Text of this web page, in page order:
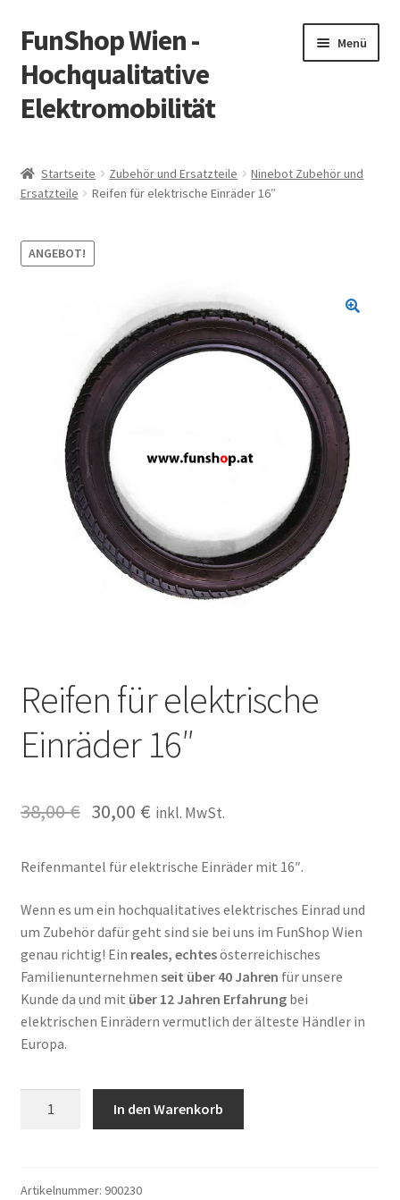
Zur
Navigation
springen
Zum
Inhalt
springen
FunShop Wien -
Hochqualitative
Elektromobilität
Menü
öffnen
Informationen zur Rechtslage in Österreich
Vorsicht Internetbetrug
öffnen
Zum Onlineshop in der Web Version
Startseite Zubehör und Ersatzteile
Ninebot Zubehör und
Ersatzteile
Reifen für elektrische Einräder 16″
ANGEBOT!
Reifen für elektrische
Einräder 16″
38,00€ 30,00 € inkl. MwSt.
Reifenmantel für elektrische Einräder mit 16″.
Wenn es um ein hochqualitatives elektrisches Einrad und
um Zubehör dafür geht sind sie bei uns im FunShop Wien
genau richtig! Ein reales, echtesösterreichisches
Familienunternehmen seit über 40 Jahren für unsere
Kunde da und mit über 12 Jahren Erfahrungbei
elektrischen Einrädern vermutlich der älteste Händler in
Europa.
16"
In den Warenkorb
Artikelnummer: 900230